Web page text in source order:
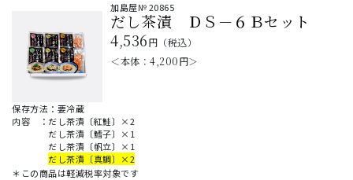
加島屋№20865
だし茶漬 ＤＳ－６Ｂセット
4,536円（税込）
＜本体：4,200円＞
保存方法：要冷蔵
内容 ： だし茶漬〔紅鮭〕×2
だし茶漬〔鱈子〕×1
だし茶漬〔帆立〕×1
だし茶漬〔真鯛〕×2
＊この商品は軽減税率対象です